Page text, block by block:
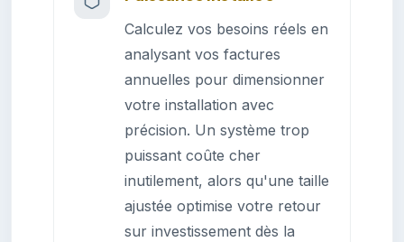
Calculez vos besoins réels en
analysant vos factures
annuelles pour dimensionner
votre installation avec
précision. Un système trop
puissant coûte cher
inutilement, alors qu'une taille
ajustée optimise votre retour
sur investissement dès la